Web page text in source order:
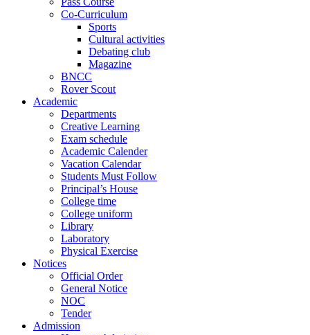
Co-Curriculum
Sports
Cultural activities
Debating club
Magazine
BNCC
Rover Scout
Academic
Departments
Creative Learning
Exam schedule
Academic Calender
Vacation Calendar
Students Must Follow
Principal’s House
College time
College uniform
Library
Laboratory
Physical Exercise
Notices
Official Order
General Notice
NOC
Tender
Admission